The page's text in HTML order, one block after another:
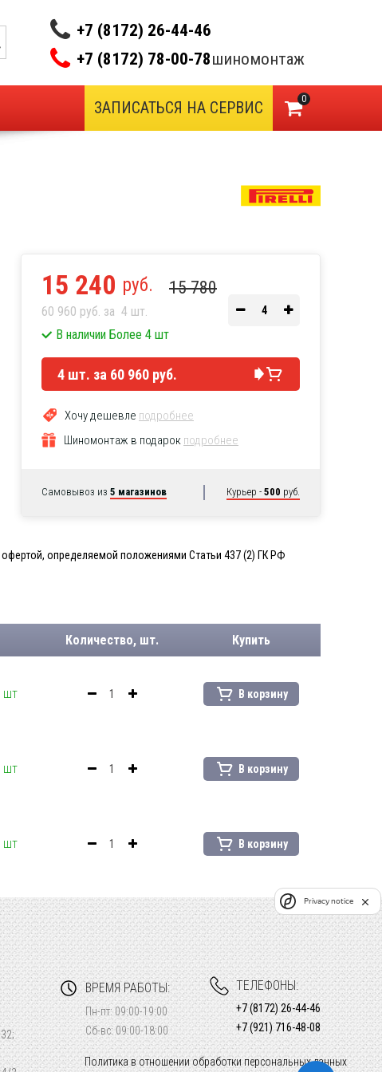
+7 (8172) 26-44-46
+7 (8172) 78-00-78шиномонтаж
0
ЗАПИСАТЬСЯ НА СЕРВИС
15 240 руб. 15 780
60 960 руб. за 4 шт.
В наличии Более 4 шт
4 шт. за 60 960 руб.
Хочу дешевле подробнее
Шиномонтаж в подарок подробнее
Самовывоз из 5 магазинов Курьер - 500 руб.
определяемой положениями Статьи 437 (2) ГК РФ
Количество, шт. Купить
шт В корзину
шт В корзину
шт В корзину
ВРЕМЯ РАБОТЫ:
Пн-пт: 09:00-19:00
Сб-вс: 09:00-18:00
Политика в отношении обработки персональных данных
ТЕЛЕФОНЫ:
+7 (8172) 26-44-46
+7 (921) 716-48-08
Privacy notice